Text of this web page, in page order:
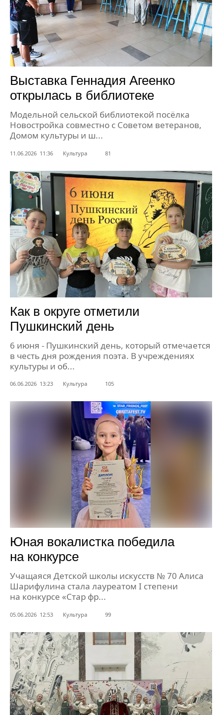
Выставка Геннадия Агеенко
открылась в библиотеке
Модельной сельской библиотекой посёлка
Новостройка совместно с Советом ветеранов,
Домом культуры и ш...
11.06.2026 11:36 Культура 81
Как в округе отметили
Пушкинский день
6 июня - Пушкинский день, который отмечается
в честь дня рождения поэта. В учреждениях
культуры и об...
06.06.2026 13:23 Культура 105
Юная вокалистка победила
на конкурсе
Учащаяся Детской школы искусств № 70 Алиса
Шарифулина стала лауреатом I степени
на конкурсе «Стар фр...
05.06.2026 12:53 Культура 99